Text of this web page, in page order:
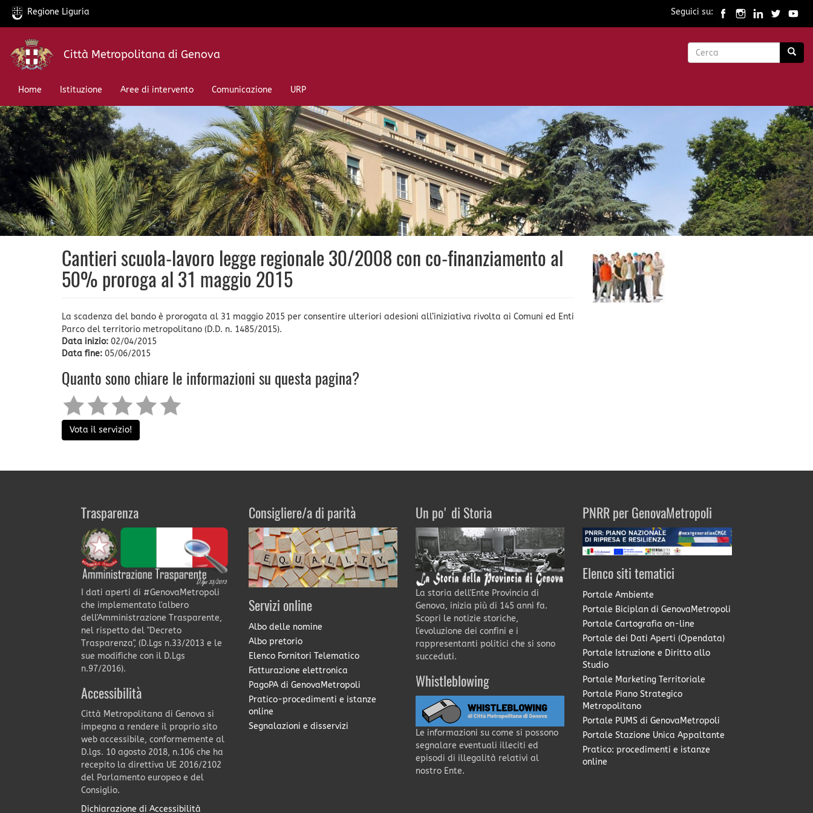
Salta
contenuto
Regione Liguria Seguici su:
Città Metropolitana di Genova
Form
Home
Istituzione Aree di intervento Comunicazione URP
Cantieri scuola-lavoro legge regionale 30/2008 con co-finanziamento al
50% proroga al 31 maggio 2015
La scadenza del bando è prorogata al 31 maggio 2015 per consentire ulteriori adesioni all’iniziativa rivolta ai Comuni ed Enti
Parco del territorio metropolitano (D.D. n. 1485/2015).
Data inizio: 02/04/2015
Data fine: 05/06/2015
Quanto sono chiare le informazioni su questa pagina?
Vota il servizio!
Trasparenza
I dati aperti di #GenovaMetropoli
che implementato l'albero
dell'Amministrazione Trasparente,
nel rispetto del "Decreto
Trasparenza", (D.Lgs n.33/2013 e le
sue modifiche con il D.Lgs
n.97/2016).
Accessibilità
Città Metropolitana di Genova si
impegna a rendere il proprio sito
web accessibile, conformemente al
D.lgs. 10 agosto 2018, n.106 che ha
recepito la direttiva UE 2016/2102
del Parlamento europeo e del
Consiglio.
Dichiarazione di Accessibilità
Consigliere/a di parità
Servizi online
Albo delle nomine
Albo pretorio
Elenco Fornitori Telematico
Fatturazione elettronica
PagoPA di GenovaMetropoli
Pratico-procedimenti e istanze
online
Segnalazioni e disservizi
Un po' di Storia
La storia dell'Ente Provincia di
Genova, inizia più di 145 anni fa.
Scopri le notizie storiche,
l'evoluzione dei confini e i
rappresentanti politici che si sono
succeduti.
Whistleblowing
Le informazioni su come si possono
segnalare eventuali illeciti ed
episodi di illegalità relativi al
nostro Ente.
PNRR per GenovaMetropoli
Elenco siti tematici
Portale Ambiente
Portale Biciplan di GenovaMetropoli
Portale Cartografia on-line
Portale dei Dati Aperti (Opendata)
Portale Istruzione e Diritto allo
Studio
Portale Marketing Territoriale
Portale Piano Strategico
Metropolitano
Portale PUMS di GenovaMetropoli
Portale Stazione Unica Appaltante
Pratico: procedimenti e istanze
online